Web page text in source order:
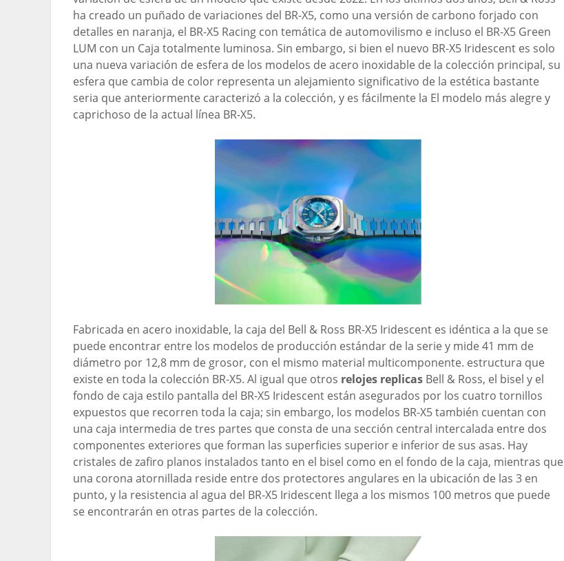
ha creado un puñado de variaciones del BR-X5, como una versión de carbono forjado con
detalles en naranja, el BR-X5 Racing con temática de automovilismo e incluso el BR-X5 Green
LUM con un Caja totalmente luminosa. Sin embargo, si bien el nuevo BR-X5 Iridescent es solo
una nueva variación de esfera de los modelos de acero inoxidable de la colección principal, su
esfera que cambia de color representa un alejamiento significativo de la estética bastante
seria que anteriormente caracterizó a la colección, y es fácilmente la El modelo más alegre y
caprichoso de la actual línea BR-X5.
Fabricada en acero inoxidable, la caja del Bell & Ross BR-X5 Iridescent es idéntica a la que se
puede encontrar entre los modelos de producción estándar de la serie y mide 41 mm de
diámetro por 12,8 mm de grosor, con el mismo material multicomponente. estructura que
existe en toda la colección BR-X5. Al igual que otros relojes replicas Bell & Ross, el bisel y el
fondo de caja estilo pantalla del BR-X5 Iridescent están asegurados por los cuatro tornillos
expuestos que recorren toda la caja; sin embargo, los modelos BR-X5 también cuentan con
una caja intermedia de tres partes que consta de una sección central intercalada entre dos
componentes exteriores que forman las superficies superior e inferior de sus asas. Hay
cristales de zafiro planos instalados tanto en el bisel como en el fondo de la caja, mientras que
una corona atornillada reside entre dos protectores angulares en la ubicación de las 3 en
punto, y la resistencia al agua del BR-X5 Iridescent llega a los mismos 100 metros que puede
se encontrarán en otras partes de la colección.